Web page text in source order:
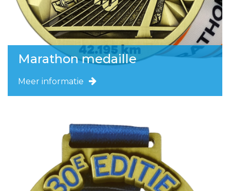
Marathon medaille
Meer informatie